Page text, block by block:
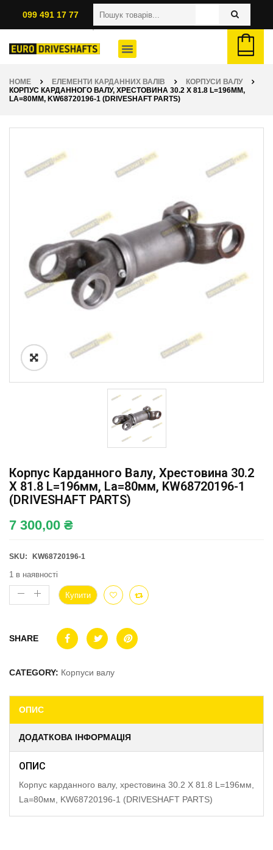
099 491 17 77
HOME ЕЛЕМЕНТИ КАРДАННИХ ВАЛІВ
КОРПУСИ ВАЛУ
КОРПУС КАРДАННОГО ВАЛУ, ХРЕСТОВИНА 30.2 X 81.8 L=196ММ,
LA=80ММ, KW68720196-1 (DRIVESHAFT PARTS)
Корпус Карданного Валу, Хрестовина 30.2
X 81.8 L=196мм, La=80мм, KW68720196-1
(DRIVESHAFT PARTS)
7 300,00 ₴
SKU: KW68720196-1
1 в наявності
Купити
SHARE
CATEGORY: Корпуси валу
ОПИС
ДОДАТКОВА ІНФОРМАЦІЯ
ОПИС
Корпус карданного валу, хрестовина 30.2 X 81.8 L=196мм,
La=80мм, KW68720196-1 (DRIVESHAFT PARTS)